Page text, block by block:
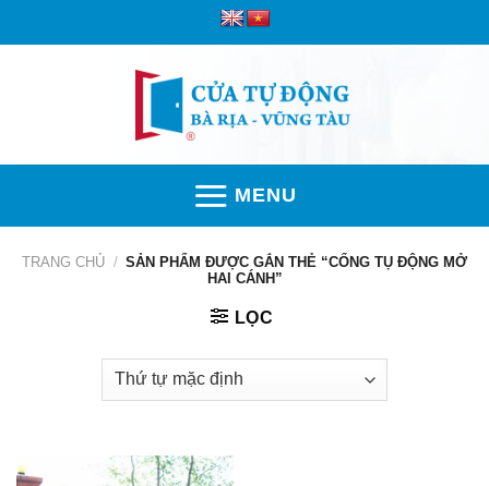
MENU
TRANG CHỦ / SẢN PHẨM ĐƯỢC GẮN THẺ “CỔNG TỤ ĐỘNG MỞ
HAI CÁNH”
LỌC